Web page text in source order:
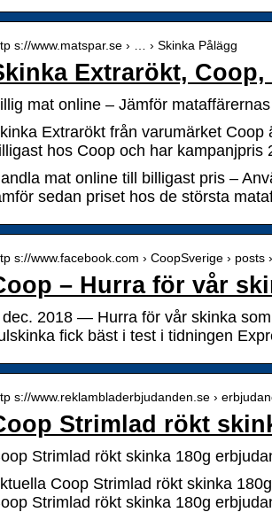
s://www.matspar.se › … › Skinka Pålägg
Extrarökt, Coop,
mat online – Jämför
Extrarökt från varumärket
hos Coop och har
mat online till billigast pris –
sedan priset hos de största
s://www.facebook.com › CoopSverige › posts
– Hurra för vår
dec. 2018 — Hurra för vår skinka
fick bäst i test i tidningen
s://www.reklambladerbjudanden.se ›
Strimlad rökt
Strimlad rökt skinka 180g
Coop Strimlad rökt skinka
Strimlad rökt skinka 180g